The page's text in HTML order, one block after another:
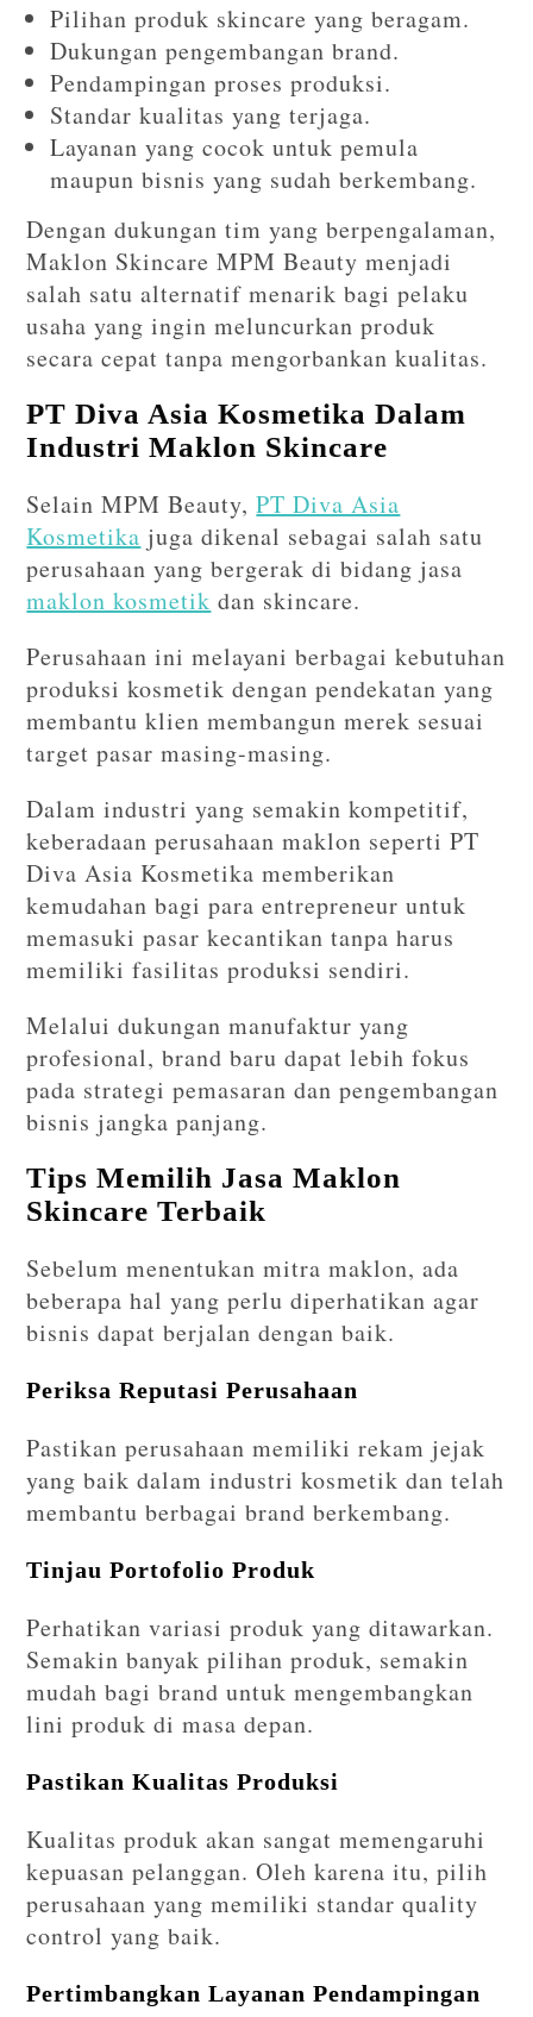
Pilihan produk skincare yang beragam.
Dukungan pengembangan brand.
Pendampingan proses produksi.
Standar kualitas yang terjaga.
Layanan yang cocok untuk pemula
maupun bisnis yang sudah berkembang.
Dengan dukungan tim yang berpengalaman,
Maklon Skincare MPM Beauty menjadi
salah satu alternatif menarik bagi pelaku
usaha yang ingin meluncurkan produk
secara cepat tanpa mengorbankan kualitas.
PT Diva Asia Kosmetika Dalam
Industri Maklon Skincare
Selain MPM Beauty,PT Diva Asia
Kosmetika juga dikenal sebagai salah satu
perusahaan yang bergerak di bidang jasa
maklon kosmetik dan skincare.
Perusahaan ini melayani berbagai kebutuhan
produksi kosmetik dengan pendekatan yang
membantu klien membangun merek sesuai
target pasar masing-masing.
Dalam industri yang semakin kompetitif,
keberadaan perusahaan maklon seperti PT
Diva Asia Kosmetika memberikan
kemudahan bagi para entrepreneur untuk
memasuki pasar kecantikan tanpa harus
memiliki fasilitas produksi sendiri.
Melalui dukungan manufaktur yang
profesional, brand baru dapat lebih fokus
pada strategi pemasaran dan pengembangan
bisnis jangka panjang.
Tips Memilih Jasa Maklon
Skincare Terbaik
Sebelum menentukan mitra maklon, ada
beberapa hal yang perlu diperhatikan agar
bisnis dapat berjalan dengan baik.
Periksa Reputasi Perusahaan
Pastikan perusahaan memiliki rekam jejak
yang baik dalam industri kosmetik dan telah
membantu berbagai brand berkembang.
Tinjau Portofolio Produk
Perhatikan variasi produk yang ditawarkan.
Semakin banyak pilihan produk, semakin
mudah bagi brand untuk mengembangkan
lini produk di masa depan.
Pastikan Kualitas Produksi
Kualitas produk akan sangat memengaruhi
kepuasan pelanggan. Oleh karena itu, pilih
perusahaan yang memiliki standar quality
control yang baik.
Pertimbangkan Layanan Pendampingan